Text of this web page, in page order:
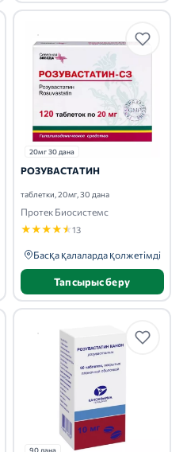
20мг 30 дана
РОЗУВАСТАТИН
таблетки, 20мг, 30 дана
Протек Биосистемс
★★★★★13
Басқа қалаларда қолжетімді
Тапсырыс беру
90 дана